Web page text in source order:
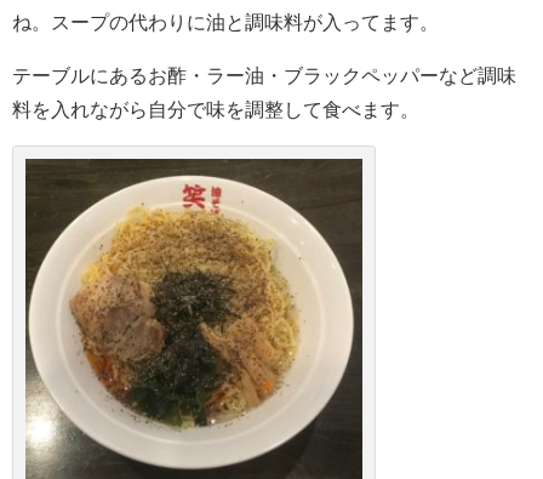
ね。スープの代わりに油と調味料が入ってます。
テーブルにあるお酢・ラー油・ブラックペッパーなど調味
料を入れながら自分で味を調整して食べます。